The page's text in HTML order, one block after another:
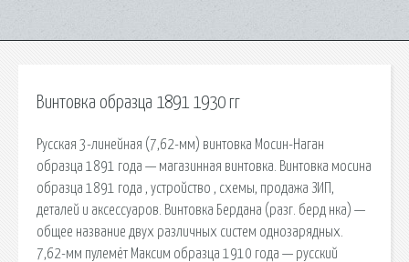
Винтовка образца 1891 1930 гг
Русская 3-линейная (7,62-мм) винтовка Мосин-Наган
образца 1891 года — магазинная винтовка. Винтовка мосина
образца 1891 года , устройство , схемы, продажа ЗИП,
деталей и аксессуаров. Винтовка Бердана (разг. берд нка) —
общее название двух различных систем однозарядных.
7,62-мм пулемёт Максим образца 1910 года — русский